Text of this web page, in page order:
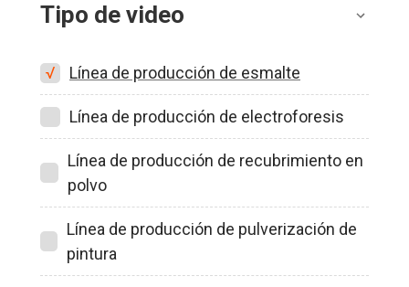
Tipo de video
Línea de producción de esmalte
Línea de producción de electroforesis
Línea de producción de recubrimiento en
polvo
Línea de producción de pulverización de
pintura